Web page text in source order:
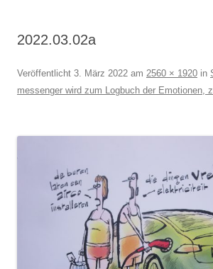
2022.03.02a
Veröffentlicht 3. März 2022 am 2560 × 1920 in
messenger wird zum Logbuch der Emotionen,